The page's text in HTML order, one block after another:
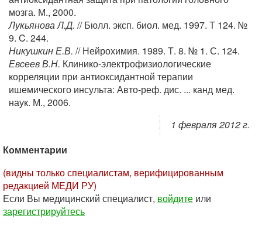
мозга. М., 2000.
Лукьянова Л.Д. // Бюлл. эксп. биол. мед. 1997. Т 124. №
9. C. 244.
Никушкин Е.В. // Нейрохимия. 1989. Т. 8. № 1. С. 124.
Евсеев В.Н. Клинико-электрофизиологические
корреляции при антиоксидантной терапии
ишемического инсульта: Авто-реф. дис. ... канд мед.
наук. М., 2006.
1 февраля 2012 г.
Комментарии
(видны только специалистам, верифицированным
редакцией МЕДИ РУ)
Если Вы медицинский специалист, войдите или
зарегистрируйтесь